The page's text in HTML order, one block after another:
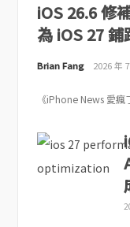
iOS 26.6 修
為 iOS 27 鋪
Brian Fang 2026 年
《iPhone News 愛